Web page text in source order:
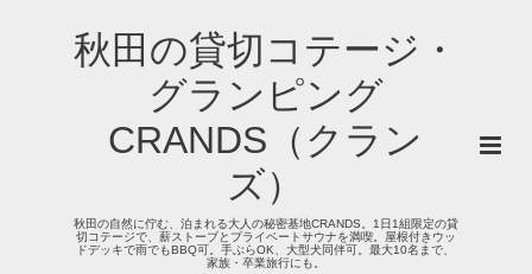
秋田の貸切コテージ・
グランピング
CRANDS（クラン
ズ）
秋田の自然に佇む、泊まれる大人の秘密基地CRANDS。1日1組限定の貸
切コテージで、薪ストーブとプライベートサウナを満喫。屋根付きウッ
ドデッキで雨でもBBQ可。手ぶらOK、大型犬同伴可。最大10名まで、
家族・卒業旅行にも。